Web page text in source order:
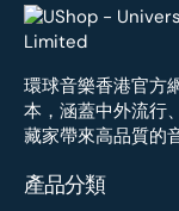
環球音樂香港官方
本，涵蓋中外流行
藏家帶來高品質的
產品分類